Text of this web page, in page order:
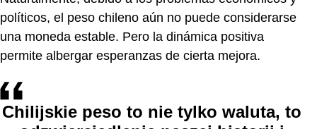
políticos, el peso chileno aún no puede considerarse
una moneda estable. Pero la dinámica positiva
permite albergar esperanzas de cierta mejora.
Chilijskie peso to nie tylko waluta, to